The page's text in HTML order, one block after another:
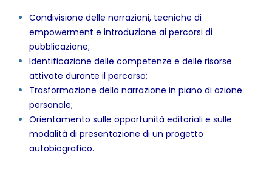
Condivisione delle narrazioni, tecniche di
empowerment e introduzione ai percorsi di
pubblicazione;
Identificazione delle competenze e delle risorse
attivate durante il percorso;
Trasformazione della narrazione in piano di azione
personale;
Orientamento sulle opportunità editoriali e sulle
modalità di presentazione di un progetto
autobiografico.